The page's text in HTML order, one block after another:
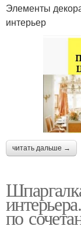
Элементы
интерьер
читать дальше →
по